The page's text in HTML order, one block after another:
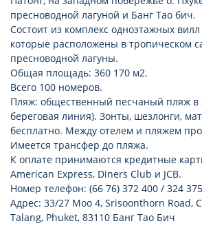
гладильная доска: по запросу
ванная комната на открытом
Pool Villa)
ТВ: спутниковое
холодильник (винный, в виллах
двуспальная кровать king size
парная (Spa Pool Villa)
пресноводной лагуной и Банг Тао бич.
Состоит из комплекс одноэтажных
которые расположены в тропическом
пресноводной лагуны.
Общая площадь: 360 170 м2.
Всего 100 номеров.
Пляж: общественный песчаный пляж в
береговая линия). Зонты, шезлонги,
бесплатно. Между отелем и пляжем
Имеется трансфер до пляжа.
К оплате принимаются кредитные
American Express, Diners Club и JCB.
Номер телефон: (66 76) 372 400 / 324 375
Адрес: 33/27 Moo 4, Srisoonthorn Road,
Talang, Phuket, 83110 Банг Тао Бич